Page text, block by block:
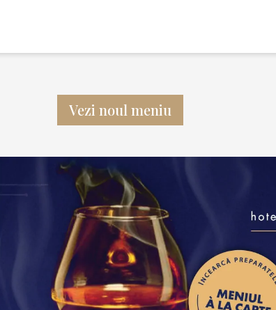
Vezi noul meniu